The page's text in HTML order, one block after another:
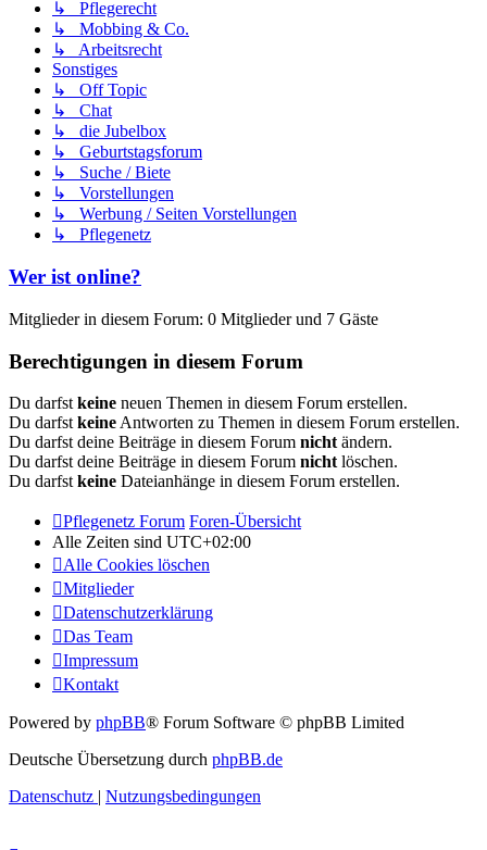
↳ Pflegerecht
↳ Mobbing & Co.
↳ Arbeitsrecht
Sonstiges
↳ Off Topic
↳ Chat
↳ die Jubelbox
↳ Geburtstagsforum
↳ Suche / Biete
↳ Vorstellungen
↳ Werbung / Seiten Vorstellungen
↳ Pflegenetz
Wer ist online?
Mitglieder in diesem Forum: 0 Mitglieder und 7 Gäste
Berechtigungen in diesem Forum
Du darfst keine neuen Themen in diesem Forum erstellen.
Du darfst keine Antworten zu Themen in diesem Forum erstellen.
Du darfst deine Beiträge in diesem Forum nicht ändern.
Du darfst deine Beiträge in diesem Forum nicht löschen.
Du darfst keine Dateianhänge in diesem Forum erstellen.
Pflegenetz Forum Foren-Übersicht
Alle Zeiten sind UTC+02:00
Alle Cookies löschen
Mitglieder
Datenschutzerklärung
Das Team
Impressum
Kontakt
Powered by phpBB® Forum Software © phpBB Limited
Deutsche Übersetzung durch phpBB.de
Datenschutz | Nutzungsbedingungen